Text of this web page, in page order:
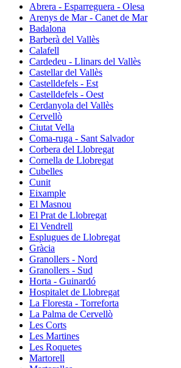
Abrera - Esparreguera - Olesa
Arenys de Mar - Canet de Mar
Badalona
Barberà del Vallès
Calafell
Cardedeu - Llinars del Vallès
Castellar del Vallès
Castelldefels - Est
Castelldefels - Oest
Cerdanyola del Vallès
Cervellò
Ciutat Vella
Coma-ruga - Sant Salvador
Corbera del Llobregat
Cornella de Llobregat
Cubelles
Cunit
Eixample
El Masnou
El Prat de Llobregat
El Vendrell
Esplugues de Llobregat
Gràcia
Granollers - Nord
Granollers - Sud
Horta - Guinardó
Hospitalet de Llobregat
La Floresta - Torreforta
La Palma de Cervellò
Les Corts
Les Martines
Les Roquetes
Martorell